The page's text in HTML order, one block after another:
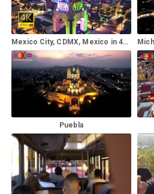
Mexico City, CDMX, Mexico in 4K ULTRA HD 60 FPS by Drone
Puebla